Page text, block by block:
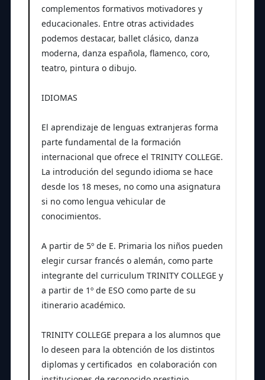
complementos formativos motivadores y
educacionales. Entre otras actividades
podemos destacar, ballet clásico, danza
moderna, danza española, flamenco, coro,
teatro, pintura o dibujo.
IDIOMAS
El aprendizaje de lenguas extranjeras forma
parte fundamental de la formación
internacional que ofrece el TRINITY COLLEGE.
La introdución del segundo idioma se hace
desde los 18 meses, no como una asignatura
si no como lengua vehicular de
conocimientos.
A partir de 5º de E. Primaria los niños pueden
elegir cursar francés o alemán, como parte
integrante del curriculum TRINITY COLLEGE y
a partir de 1º de ESO como parte de su
itinerario académico.
TRINITY COLLEGE prepara a los alumnos que
lo deseen para la obtención de los distintos
diplomas y certificados en colaboración con